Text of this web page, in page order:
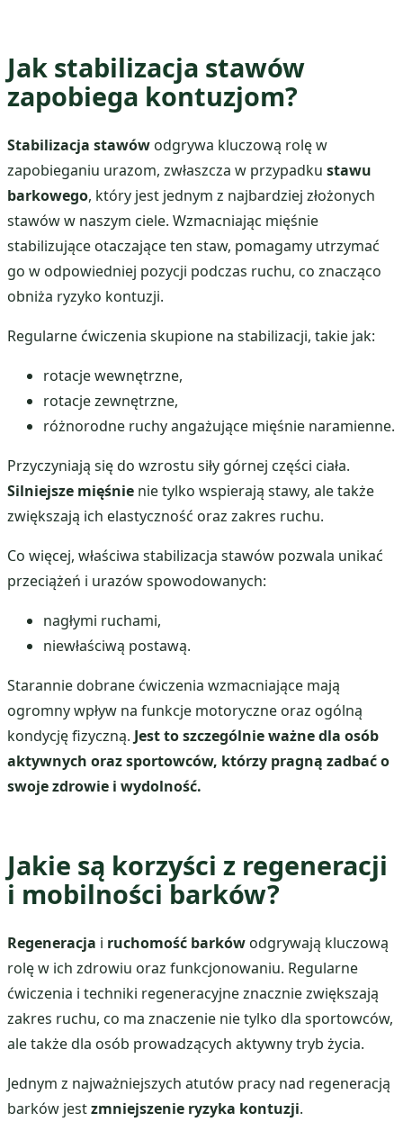
Jak stabilizacja stawów
zapobiega kontuzjom?
Stabilizacja stawów odgrywa kluczową rolę w
zapobieganiu urazom, zwłaszcza w przypadku stawu
barkowego, który jest jednym z najbardziej złożonych
stawów w naszym ciele. Wzmacniając mięśnie
stabilizujące otaczające ten staw, pomagamy utrzymać
go w odpowiedniej pozycji podczas ruchu, co znacząco
obniża ryzyko kontuzji.
Regularne ćwiczenia skupione na stabilizacji, takie jak:
rotacje wewnętrzne,
rotacje zewnętrzne,
różnorodne ruchy angażujące mięśnie naramienne.
Przyczyniają się do wzrostu siły górnej części ciała.
Silniejsze mięśnie nie tylko wspierają stawy, ale także
zwiększają ich elastyczność oraz zakres ruchu.
Co więcej, właściwa stabilizacja stawów pozwala unikać
przeciążeń i urazów spowodowanych:
nagłymi ruchami,
niewłaściwą postawą.
Starannie dobrane ćwiczenia wzmacniające mają
ogromny wpływ na funkcje motoryczne oraz ogólną
kondycję fizyczną. Jest to szczególnie ważne dla osób
aktywnych oraz sportowców, którzy pragną zadbać o
swoje zdrowie i wydolność.
Jakie są korzyści z regeneracji
i mobilności barków?
Regeneracja i ruchomość barków odgrywają kluczową
rolę w ich zdrowiu oraz funkcjonowaniu. Regularne
ćwiczenia i techniki regeneracyjne znacznie zwiększają
zakres ruchu, co ma znaczenie nie tylko dla sportowców,
ale także dla osób prowadzących aktywny tryb życia.
Jednym z najważniejszych atutów pracy nad regeneracją
barków jestzmniejszenie ryzyka kontuzji.